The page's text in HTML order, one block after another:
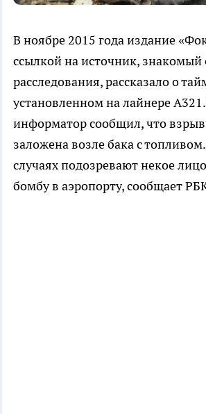
В ноябре 2015 года издание
ссылкой на источник, знакомый
расследования, рассказало о
установленном на лайнере
информатор сообщил, что
заложена возле бака с
случаях подозревают некое
бомбу в аэропорту, сообщает